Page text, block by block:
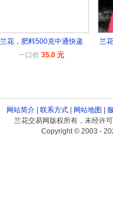
兰花，肥料500克中通快递
一口价 35.0 元
兰
网站简介| 联系方式| 网站地图 |
兰花交易网版权所有，未经许
Copyright © 2003 -